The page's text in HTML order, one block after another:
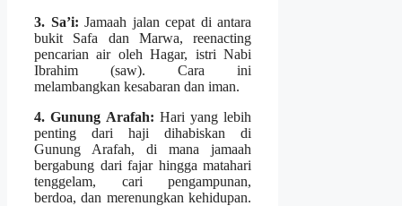
3. Sa’i: Jamaah jalan cepat di antara
bukit Safa dan Marwa, reenacting
pencarian air oleh Hagar, istri Nabi
Ibrahim (saw). Cara ini
melambangkan kesabaran dan iman.
4. Gunung Arafah: Hari yang lebih
penting dari haji dihabiskan di
Gunung Arafah, di mana jamaah
bergabung dari fajar hingga matahari
tenggelam, cari pengampunan,
berdoa, dan merenungkan kehidupan.